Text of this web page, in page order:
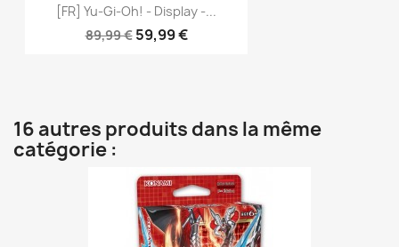
[FR] Yu-Gi-Oh! - Display -...
89,99 € 59,99 €
16 autres produits dans la même
catégorie :